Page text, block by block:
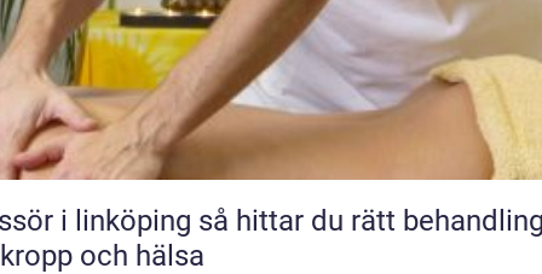
så hittar du rätt behandling
och hälsa